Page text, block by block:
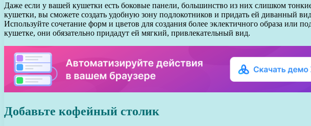
Даже если у вашей кушетки есть боковые панели, большинство из них слишком
кушетки, вы сможете создать удобную зону подлокотников и придать ей диванный
Используйте сочетание форм и цветов для создания более эклектичного образа
кушетке, они обязательно придадут ей мягкий, привлекательный вид.
Добавьте кофейный столик